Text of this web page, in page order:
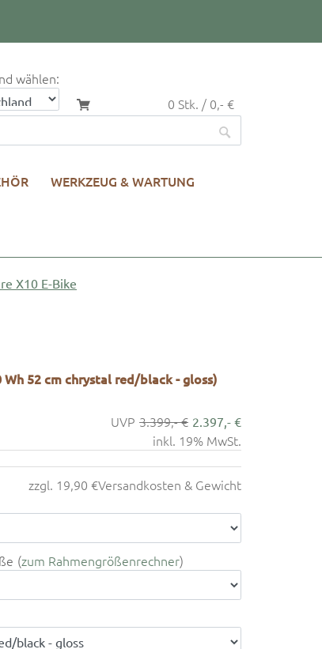
wählen:
0 Stk. / 0,- €
WERKZEUG & WARTUNG
X10 E-Bike
Wh 52 cm chrystal red/black - gloss)
3.399,- € 2.397,- €
inkl. 19% MwSt.
zzgl. 19,90 €Versandkosten & Gewicht
zum Rahmengrößenrechner